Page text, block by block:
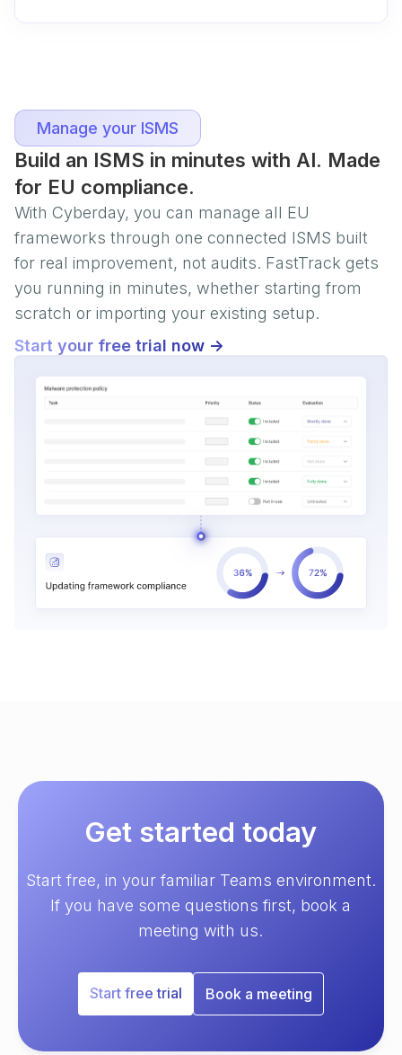
Manage your ISMS
Build an ISMS in minutes with AI. Made
for EU compliance.
With Cyberday, you can manage all EU
frameworks through one connected ISMS built
for real improvement, not audits. FastTrack gets
you running in minutes, whether starting from
scratch or importing your existing setup.
Start your free trial now ->
Get started today
Start free, in your familiar Teams environment.
If you have some questions first, book a
meeting with us.
Start free trial Book a meeting